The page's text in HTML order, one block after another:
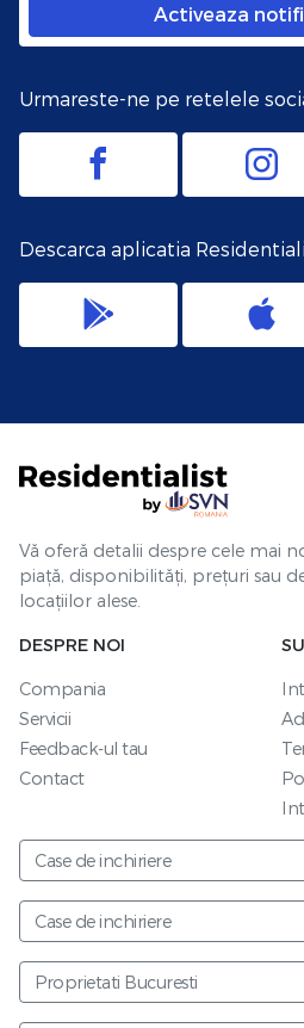
Activeaza
Urmareste-ne pe retelele
Descarca aplicatia
Vă oferă detalii despre cele mai
piață, disponibilități, prețuri sau
locațiilor alese.
DESPRE NOI
Compania
Servicii
Feedback-ul tau
Contact
Case de inchiriere
Case de inchiriere
Proprietati Bucuresti